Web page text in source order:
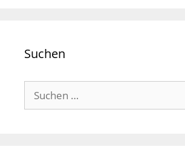
Suchen
Suchen
nach: